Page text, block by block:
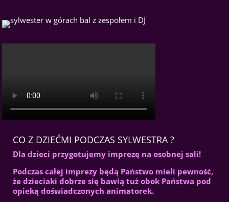
CO Z DZIEĆMI PODCZAS SYLWESTRA ?
Dla dzieci przygotujemy imprezę na osobnej sali!
Podczas całej imprezy będą Państwo mieli pewność,
że dzieciaki dobrze się bawią tuż obok Państwa pod
opieką doświadczonych animatorek.